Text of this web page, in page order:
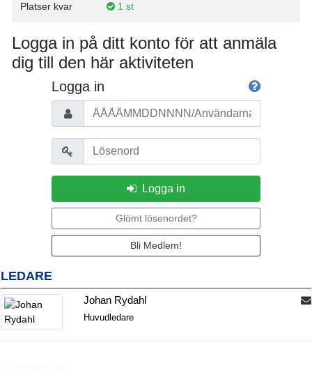
LEDARE
Johan Rydahl
Huvudledare
Platser kvar 1 st
Logga in på ditt konto för att anmäla
dig till den här aktiviteten
Logga in
Personnummer/Användarnamn
Lösenord
Logga in
Glömt lösenordet?
Bli Medlem!